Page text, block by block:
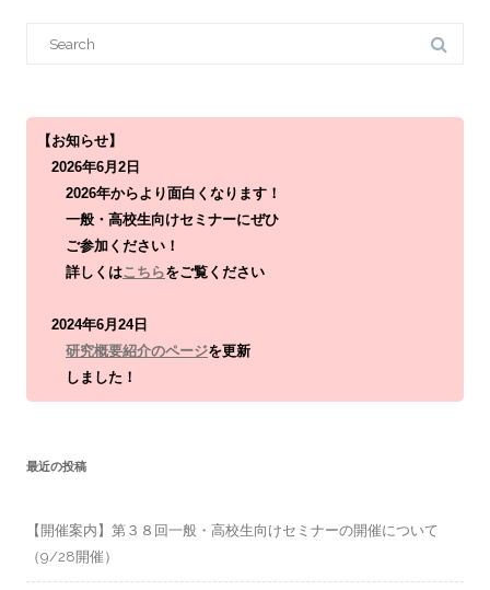
f
【お知らせ】
2026年6月2日
2026年からより面白くなります！
一般・高校生向けセミナーにぜひ
ご参加ください！
詳しくはこちらをご覧ください
2024年6月24日
研究概要紹介のページを更新
しました！
最近の投稿
【開催案内】第３８回一般・高校生向けセミナーの開催について
（9/28開催）